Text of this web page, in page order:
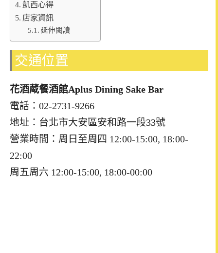
凱西心得
店家資訊
延伸閱讀
交通位置
花酒蔵餐酒館Aplus Dining Sake Bar
電話：02-2731-9266
地址：台北市大安區安和路一段33號
營業時間： 周日至周四 12:00-15:00, 18:00-
22:00
周五周六 12:00-15:00, 18:00-00:00